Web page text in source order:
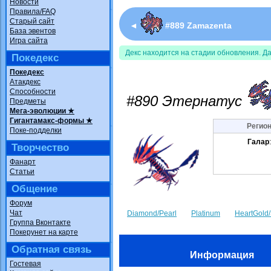
Новости
Правила/FAQ
Старый сайт
База эвентов
Игра сайта
Покедекс
Покедекс
Атакдекс
Способности
Предметы
Мега-эволюции ★
Гигантамакс-формы ★
Поке-подделки
Творчество
Фанарт
Статьи
Общение
Форум
Чат
Группа Вконтакте
Покерунет на карте
Обратная связь
Гостевая
◄ #889 Zamazenta
Декс находится на стадии обновления.
#890 Этернатус
Галар
Diamond/Pearl Platinum
Информация